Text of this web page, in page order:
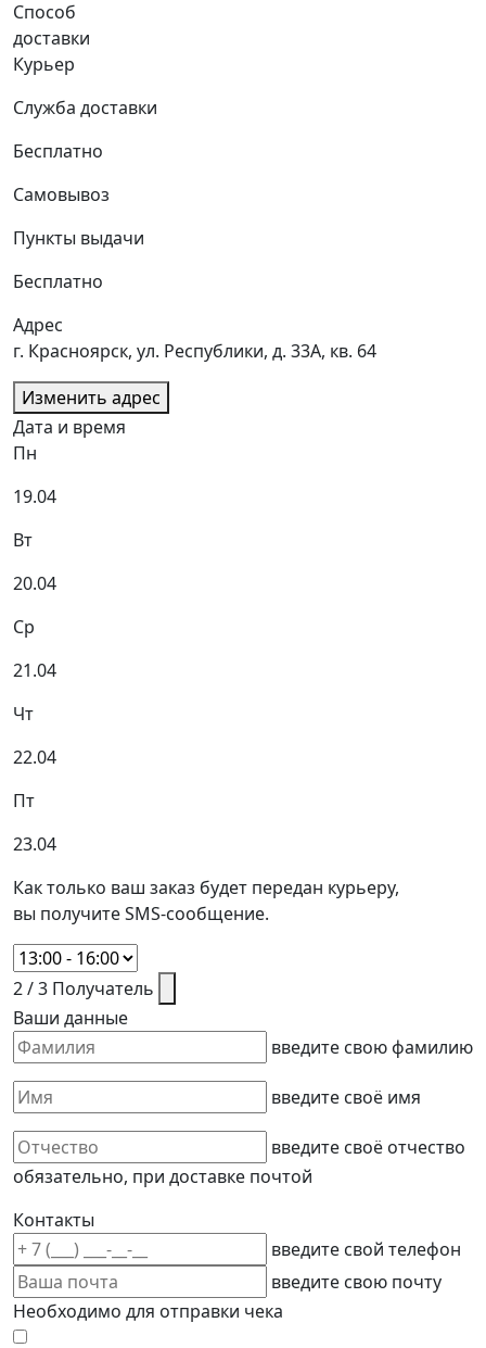
Способ
доставки
Курьер
Служба доставки
Бесплатно
Самовывоз
Пункты выдачи
Бесплатно
Адрес
г. Красноярск, ул. Республики, д. 33А, кв. 64
Изменить адрес
Дата и время
Пн
19.04
Вт
20.04
Ср
21.04
Чт
22.04
Пт
23.04
Как только ваш заказ будет передан курьеру,
вы получите SMS-сообщение.
2 / 3 Получатель
Ваши данные
введите свою фамилию
введите своё имя
введите своё отчество
обязательно, при доставке почтой
Контакты
введите свой телефон
введите свою почту
Необходимо для отправки чека